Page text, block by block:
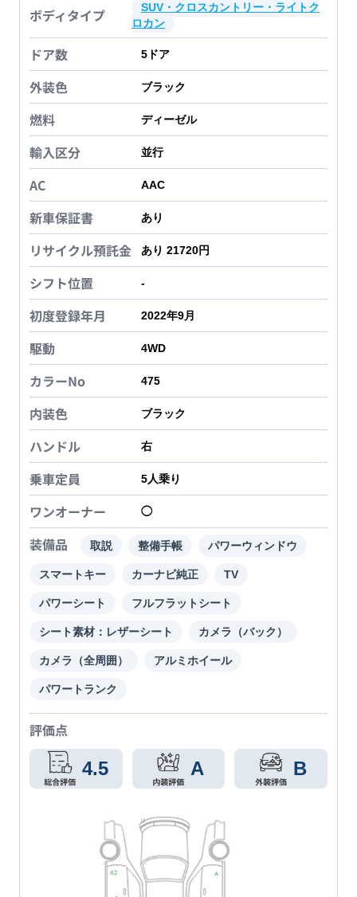
ボディタイプ
SUV・クロスカントリー・ライトク
ロカン
ドア数 5 ドア
外装色 ブラック
燃料 ディーゼル
輸入区分 並行
AC AAC
新車保証書 あり
リサイクル預託金 あり 21720円
シフト位置 -
初度登録年月 2022年9月
駆動 4WD
カラーNo 475
内装色 ブラック
ハンドル 右
乗車定員 5人乗り
ワンオーナー ◯
装備品 取説 整備手帳 パワーウィンドウ
スマートキー カーナビ純正 TV
パワーシート フルフラットシート
シート素材：レザーシート カメラ（バック）
カメラ（全周囲） アルミホイール
パワートランク
評価点
4.5 A B